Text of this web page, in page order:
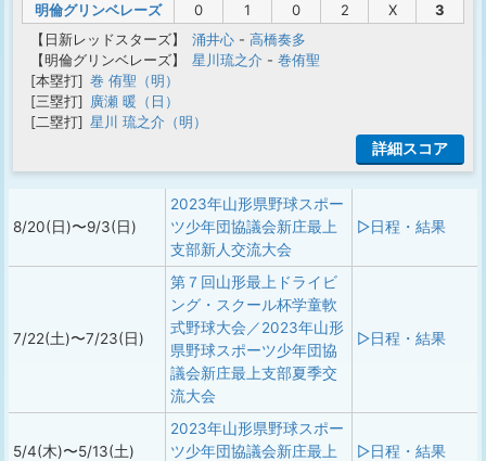
明倫グリンベレーズ
0 1 0 2 X
3
【日新レッドスターズ】
涌井心 - 高橋奏多
【明倫グリンベレーズ】
星川琉之介 - 巻侑聖
[本塁打] 巻 侑聖（明）
[三塁打] 廣瀬 暖（日）
[二塁打] 星川 琉之介（明）
詳細スコア
8/20(日)〜9/3(日)
2023年山形県野球スポー
ツ少年団協議会新庄最上
支部新人交流大会
▷日程・結果
7/22(土)〜7/23(日)
第７回山形最上ドライビ
ング・スクール杯学童軟
式野球大会／2023年山形
県野球スポーツ少年団協
議会新庄最上支部夏季交
流大会
▷日程・結果
5/4(木)〜5/13(土)
2023年山形県野球スポー
ツ少年団協議会新庄最上
▷日程・結果